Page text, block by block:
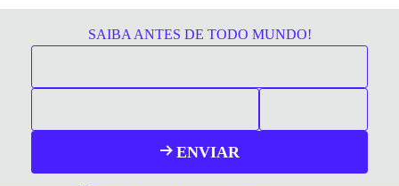
SAIBA ANTES DE TODO MUNDO!
ENVIAR